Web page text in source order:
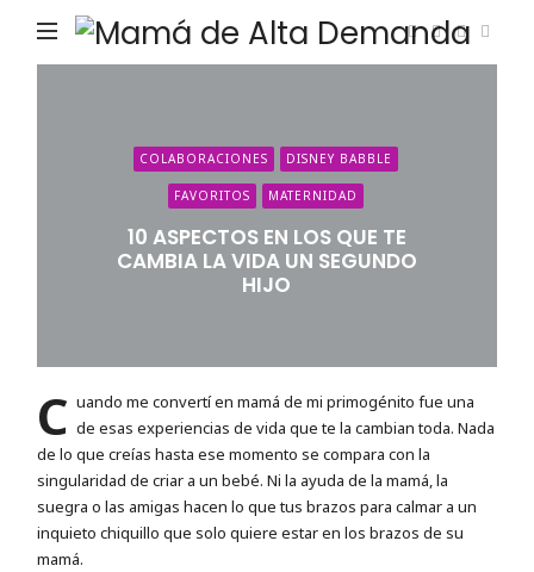
de
COLABORACIONES DISNEY BABBLE
FAVORITOS MATERNIDAD
10 ASPECTOS EN LOS QUE TE
CAMBIA LA VIDA UN SEGUNDO
HIJO
C uando me convertí en mamá de mi primogénito fue una
de esas experiencias de vida que te la cambian toda. Nada
de lo que creías hasta ese momento se compara con la
singularidad de criar a un bebé. Ni la ayuda de la mamá, la
suegra o las amigas hacen lo que tus brazos para calmar a un
inquieto chiquillo que solo quiere estar en los brazos de su
mamá.